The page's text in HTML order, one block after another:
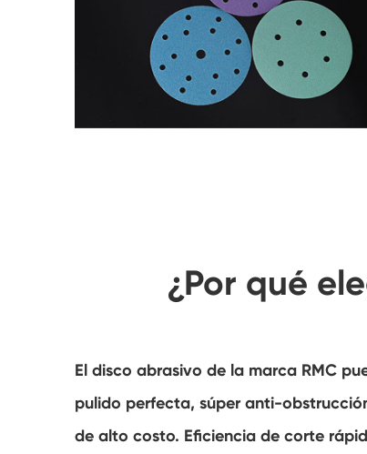
¿Por qué
El disco abrasivo de la marca RMC
pulido perfecta, súper anti-
de alto costo. Eficiencia de corte